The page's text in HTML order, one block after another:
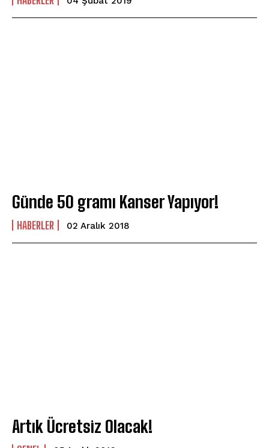
Günde 50 gramı Kanser Yapıyor!
HABERLER 02 Aralık 2018
Artık Ücretsiz Olacak!